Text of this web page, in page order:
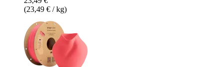
(23,49 € / kg)